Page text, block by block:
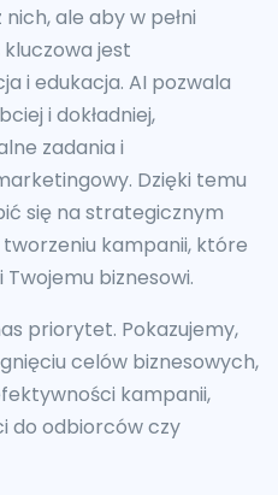
ale aby w pełni
jest
i edukacja. AI pozwala
i dokładniej,
zadania i
Dzięki temu
się na strategicznym
kampanii, które
biznesowi.
priorytet. Pokazujemy,
celów biznesowych,
kampanii,
do odbiorców czy